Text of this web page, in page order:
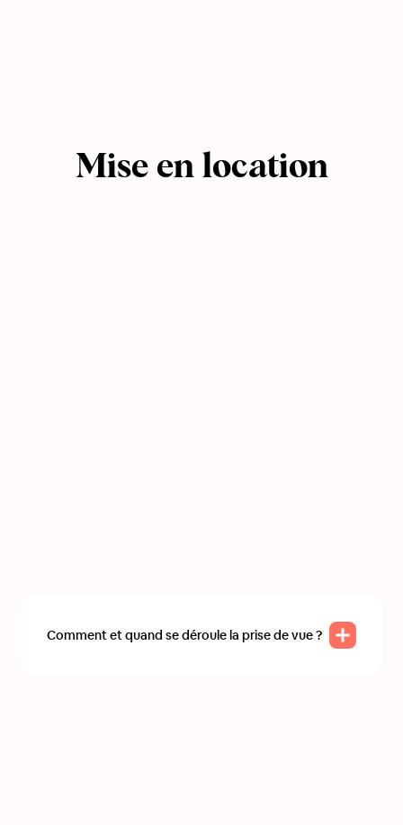
Mise en location
Comment et quand se déroule la prise de vue ?